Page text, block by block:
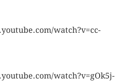
watch?v=cc-
watch?v=gOk5j-